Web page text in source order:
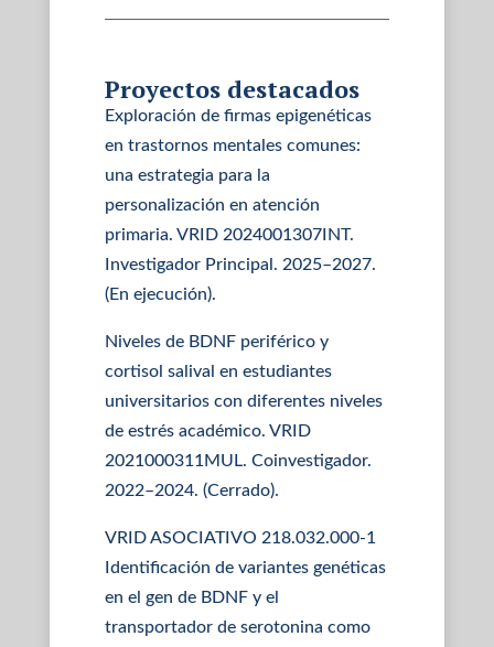
Proyectos destacados
Exploración de firmas epigenéticas
en trastornos mentales comunes:
una estrategia para la
personalización en atención
primaria. VRID 2024001307INT.
Investigador Principal. 2025–2027.
(En ejecución).
Niveles de BDNF periférico y
cortisol salival en estudiantes
universitarios con diferentes niveles
de estrés académico. VRID
2021000311MUL. Coinvestigador.
2022–2024. (Cerrado).
VRID ASOCIATIVO 218.032.000-1
Identificación de variantes genéticas
en el gen de BDNF y el
transportador de serotonina como